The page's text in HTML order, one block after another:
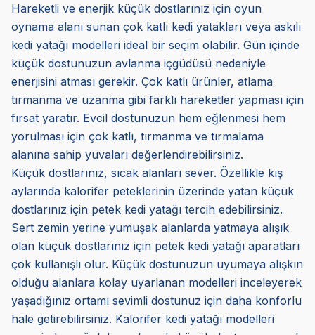
Hareketli ve enerjik küçük dostlarınız için oyun
oynama alanı sunan çok katlı kedi yatakları veya askılı
kedi yatağı modelleri ideal bir seçim olabilir. Gün içinde
küçük dostunuzun avlanma içgüdüsü nedeniyle
enerjisini atması gerekir. Çok katlı ürünler, atlama
tırmanma ve uzanma gibi farklı hareketler yapması için
fırsat yaratır. Evcil dostunuzun hem eğlenmesi hem
yorulması için çok katlı, tırmanma ve tırmalama
alanına sahip yuvaları değerlendirebilirsiniz.
Küçük dostlarınız, sıcak alanları sever. Özellikle kış
aylarında kalorifer peteklerinin üzerinde yatan küçük
dostlarınız için petek kedi yatağı tercih edebilirsiniz.
Sert zemin yerine yumuşak alanlarda yatmaya alışık
olan küçük dostlarınız için petek kedi yatağı aparatları
çok kullanışlı olur. Küçük dostunuzun uyumaya alışkın
olduğu alanlara kolay uyarlanan modelleri inceleyerek
yaşadığınız ortamı sevimli dostunuz için daha konforlu
hale getirebilirsiniz. Kalorifer kedi yatağı modelleri